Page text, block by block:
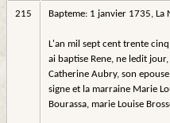
215 Bapteme: 1 janvier 1735, La
L'an mil sept cent trente
ai baptise Rene, ne ledit
Catherine Aubry, son
signe et la marraine Marie
Bourassa, marie Louise